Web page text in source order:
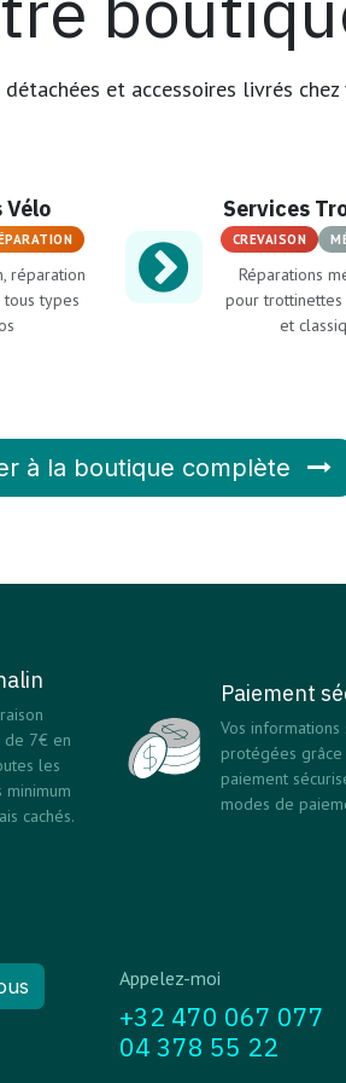
et accessoires livrés chez
Vélo
réparation
types
Services
CREVAISON
Réparations
pour
et
à la boutique complète
de 7€ en
les
minimum
cachés.
Paiement
Vos informations
protégées grâce
paiement
modes de
Appelez-moi
+32 470 067 077
04 378 55 22